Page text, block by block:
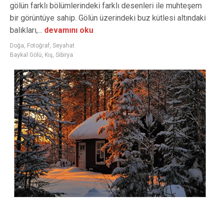
gölün farklı bölümlerindeki farklı desenleri ile muhteşem
bir görüntüye sahip. Gölün üzerindeki buz kütlesi altındaki
balıkları,... devamını oku
Doğa Fotoğraf Seyahat
Baykal Gölü Kış Sibirya